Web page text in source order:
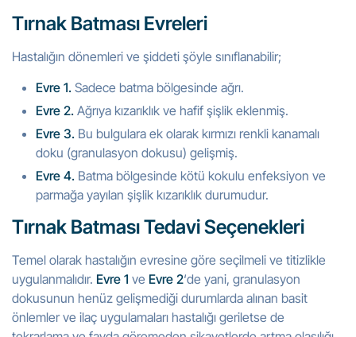
Tırnak Batması Evreleri
Hastalığın dönemleri ve şiddeti şöyle sınıflanabilir;
Evre 1. Sadece batma bölgesinde ağrı.
Evre 2. Ağrıya kızarıklık ve hafif şişlik eklenmiş.
Evre 3. Bu bulgulara ek olarak kırmızı renkli kanamalı
doku (granulasyon dokusu) gelişmiş.
Evre 4. Batma bölgesinde kötü kokulu enfeksiyon ve
parmağa yayılan şişlik kızarıklık durumudur.
Tırnak Batması Tedavi Seçenekleri
Temel olarak hastalığın evresine göre seçilmeli ve titizlikle
uygulanmalıdır. Evre 1 ve Evre 2‘de yani, granulasyon
dokusunun henüz gelişmediği durumlarda alınan basit
önlemler ve ilaç uygulamaları hastalığı geriletse de